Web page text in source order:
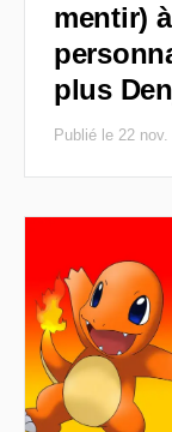
mentir)
plus
Publié le 22 nov.